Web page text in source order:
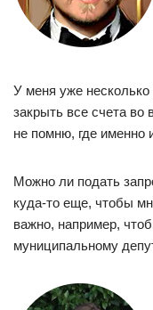
У меня уже несколько
закрыть все счета во
не помню, где именно
Можно ли подать
куда-то еще, чтобы
важно, например,
муниципальному